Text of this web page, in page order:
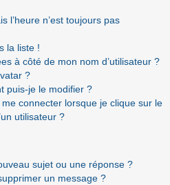
l’heure n’est toujours pas
la liste !
à côté de mon nom d’utilisateur ?
?
puis-je le modifier ?
connecter lorsque je clique sur le
utilisateur ?
sujet ou une réponse ?
un message ?